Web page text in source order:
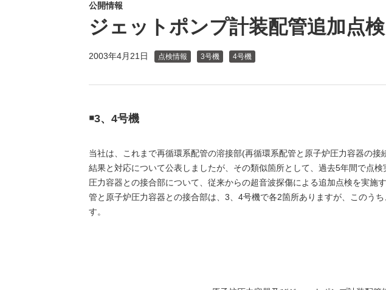
プレスリリース（新しいウィンドウを開きます）
公開情報
ジェットポンプ計装配管追加点検
2003年4月21日 点検情報 3号機 4号機
￭3、4号機
当社は、これまで再循環系配管の溶接部(再循環系配管と原子炉圧力容器の
結果と対応について公表しましたが、その類似箇所として、過去5年間で点
圧力容器との接合部について、従来からの超音波探傷による追加点検を実施
管と原子炉圧力容器との接合部は、3、4号機で各2箇所ありますが、このう
す。